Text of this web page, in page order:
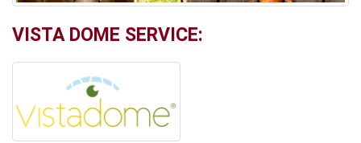
VISTA DOME SERVICE: